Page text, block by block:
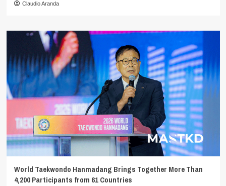
Claudio Aranda
World Taekwondo Hanmadang Brings Together More Than
4,200 Participants from 61 Countries